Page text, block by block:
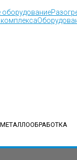
МЕТАЛЛООБРАБОТКА